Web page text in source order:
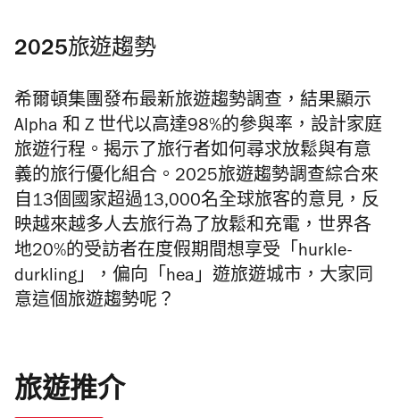
2025旅遊趨勢
希爾頓集團發布最新旅遊趨勢調查，結果顯示
Alpha 和 Z 世代以高達98%的參與率，設計家庭
旅遊行程。揭示了旅行者如何尋求放鬆與有意
義的旅行優化組合。2025旅遊趨勢調查綜合來
自13個國家超過13,000名全球旅客的意見，反
映越來越多人去旅行為了放鬆和充電，世界各
地20%的受訪者在度假期間想享受「hurkle-
durkling」，偏向「hea」遊旅遊城市，大家同
意這個旅遊趨勢呢？
旅遊推介